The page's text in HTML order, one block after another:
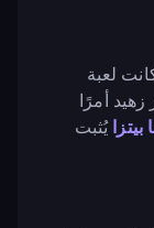
لعبة
زهيد أمرًا
يُثبت